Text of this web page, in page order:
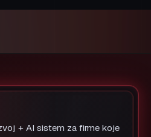
+ AI sistem za firme koje